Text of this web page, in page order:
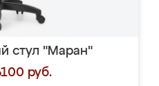
стул "Маран"
руб.